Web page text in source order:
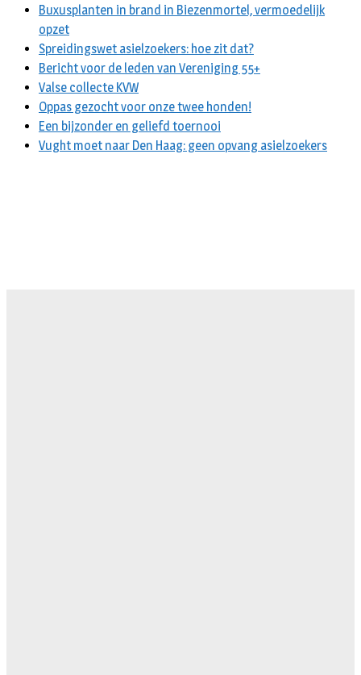
Buxusplanten in brand in Biezenmortel, vermoedelijk
opzet
Spreidingswet asielzoekers: hoe zit dat?
Bericht voor de leden van Vereniging 55+
Valse collecte KVW
Oppas gezocht voor onze twee honden!
Een bijzonder en geliefd toernooi
Vught moet naar Den Haag: geen opvang asielzoekers